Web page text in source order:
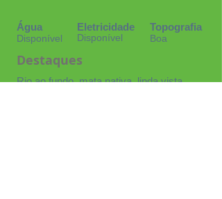
Água
Disponível
Eletricidade
Disponível
Topografia
Boa
Destaques
Rio ao fundo, mata nativa, linda vista